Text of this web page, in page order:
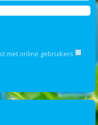
met online gebruikers